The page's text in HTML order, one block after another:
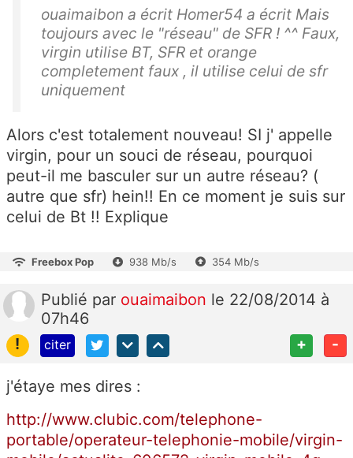
ouaimaibon a écrit Homer54 a écrit Mais
toujours avec le "réseau" de SFR ! ^^ Faux,
virgin utilise BT, SFR et orange
completement faux , il utilise celui de sfr
uniquement
Alors c'est totalement nouveau! SI j' appelle
virgin, pour un souci de réseau, pourquoi
peut-il me basculer sur un autre réseau? (
autre que sfr) hein!! En ce moment je suis sur
celui de Bt !! Explique
Freebox Pop 938 Mb/s 354 Mb/s
Publié par ouaimaibon le 22/08/2014 à
07h46
!
citer + -
j'étaye mes dires :
http://www.clubic.com/telephone-
portable/operateur-telephonie-mobile/virgin-